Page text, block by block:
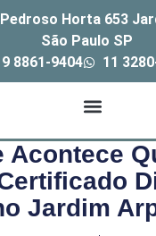
Horta 653
São Paulo SP
8861-9404
11
Acontece
Jardim